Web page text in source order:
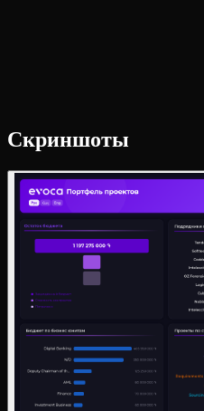
Скриншоты